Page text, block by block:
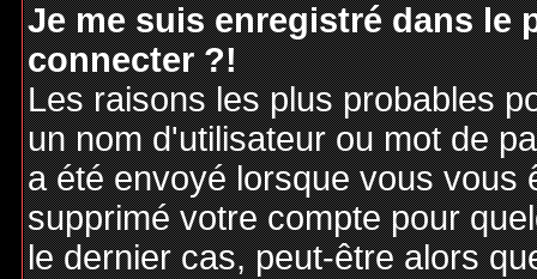
Je me suis enregistré dans le
connecter ?!
Les raisons les plus probables
un nom d'utilisateur ou mot de
a été envoyé lorsque vous vous
supprimé votre compte pour
le dernier cas, peut-être alors